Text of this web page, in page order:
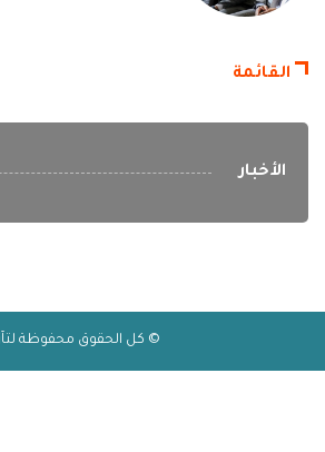
القائمة
الأخبار
© كل الحقوق محفوظة